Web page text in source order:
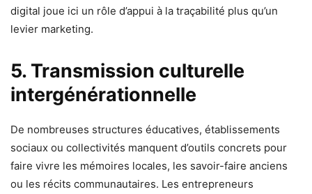
digital joue ici un rôle d’appui à la traçabilité plus qu’un
levier marketing.
5. Transmission culturelle
intergénérationnelle
De nombreuses structures éducatives, établissements
sociaux ou collectivités manquent d’outils concrets pour
faire vivre les mémoires locales, les savoir-faire anciens
ou les récits communautaires. Les entrepreneurs